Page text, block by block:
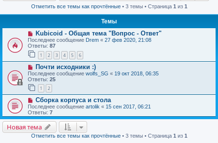
Отметить все темы как прочтённые• 3 темы • Страница 1 из 1
Темы
Kubicoid - Общая тема "Вопрос - Ответ"
Последнее сообщение Drem « 27 фев 2020, 21:08
Ответы: 87
1 2 3 4 5 6
Почти исходники :)
Последнее сообщение wolfs_SG « 19 окт 2018, 06:35
Ответы: 25
1 2
Сборка корпуса и стола
Последнее сообщение artolik « 15 сен 2017, 06:21
Ответы: 7
Новая тема
Отметить все темы как прочтённые• 3 темы • Страница 1 из 1